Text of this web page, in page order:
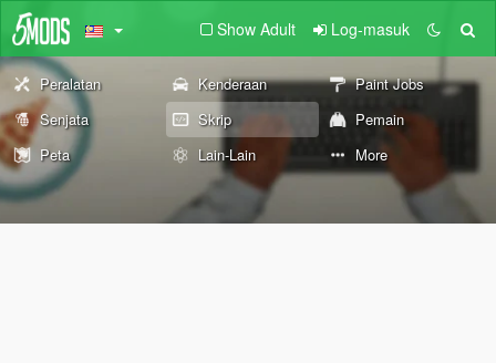
Show Adult Log-masuk
Peralatan Kenderaan
Paint Jobs
Senjata
Skrip
Pemain
Peta
Lain-Lain More